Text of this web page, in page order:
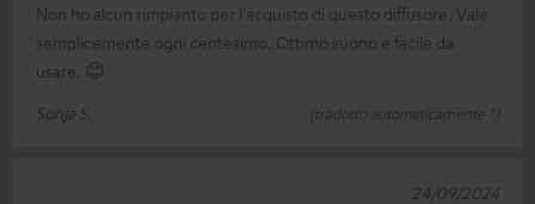
Non ho alcun rimpianto per l'acquisto di questo diffusore. Vale
semplicemente ogni centesimo. Ottimo suono e facile da
usare. 😊
Sonja S.
(tradotto automaticamente *)
24/09/2024